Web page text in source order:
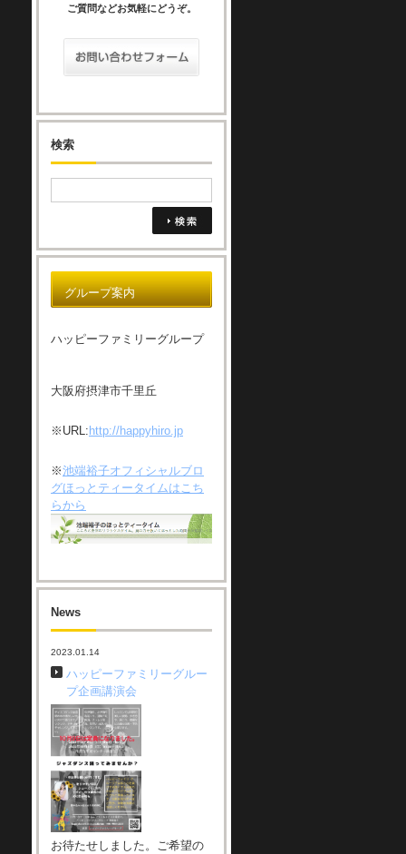
ご質問などお気軽にどうぞ。
検索
グループ案内
ハッピーファミリーグループ
大阪府摂津市千里丘
※URL: http://happyhiro.jp
※池端裕子オフィシャルブロ
グほっとティータイムはこち
らから
News
2023.01.14
ハッピーファミリーグルー
プ企画講演会
お待たせしました。ご希望の